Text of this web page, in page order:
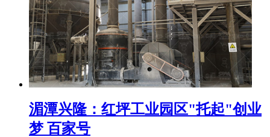
湄潭兴隆：红坪工业园区"托起"创业
梦 百家号